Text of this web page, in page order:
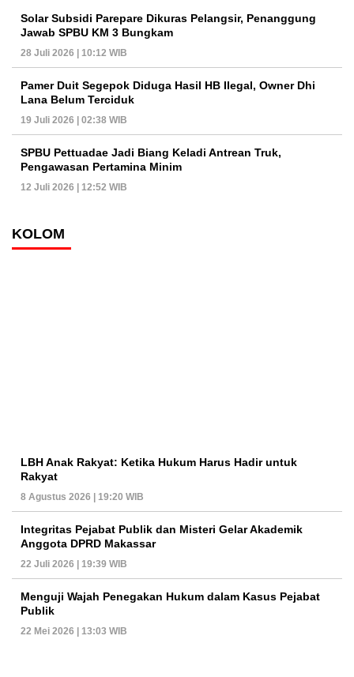
Solar Subsidi Parepare Dikuras Pelangsir, Penanggung
Jawab SPBU KM 3 Bungkam
28 Juli 2026 | 10:12 WIB
Pamer Duit Segepok Diduga Hasil HB Ilegal, Owner Dhi
Lana Belum Terciduk
19 Juli 2026 | 02:38 WIB
SPBU Pettuadae Jadi Biang Keladi Antrean Truk,
Pengawasan Pertamina Minim
12 Juli 2026 | 12:52 WIB
KOLOM
LBH Anak Rakyat: Ketika Hukum Harus Hadir untuk
Rakyat
8 Agustus 2026 | 19:20 WIB
Integritas Pejabat Publik dan Misteri Gelar Akademik
Anggota DPRD Makassar
22 Juli 2026 | 19:39 WIB
Menguji Wajah Penegakan Hukum dalam Kasus Pejabat
Publik
22 Mei 2026 | 13:03 WIB